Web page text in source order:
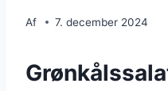
Af 7. december 2024